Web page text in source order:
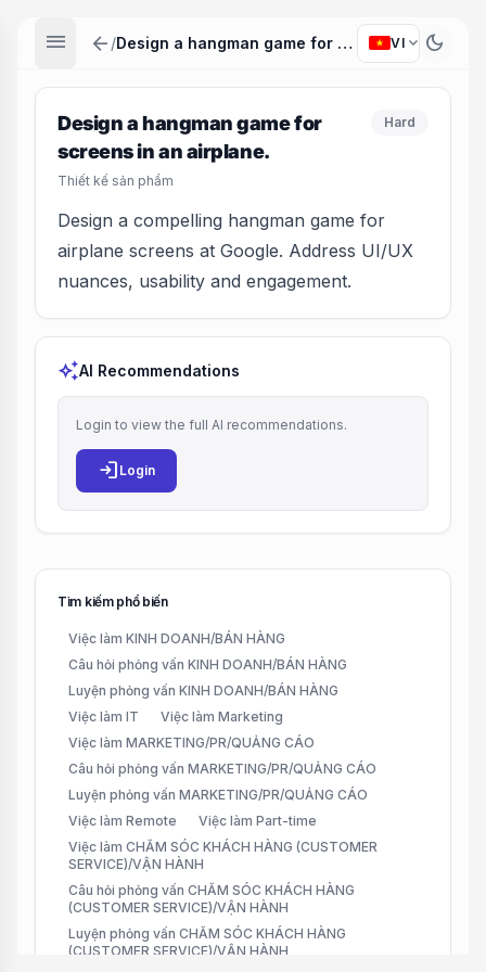
menu arrow_back / Design a hangman game for screens in an airplane. VI expand_more dark_mode
Design a hangman game for
screens in an airplane.
Thiết kế sản phẩm
Hard
Design a compelling hangman game for
airplane screens at Google. Address UI/UX
nuances, usability and engagement.
auto_awesomeAI Recommendations
Login to view the full AI recommendations.
login Login
Tìm kiếm phổ biến
Việc làm KINH DOANH/BÁN HÀNG
Câu hỏi phỏng vấn KINH DOANH/BÁN HÀNG
Luyện phỏng vấn KINH DOANH/BÁN HÀNG
Việc làm IT
Việc làm Marketing
Việc làm MARKETING/PR/QUẢNG CÁO
Câu hỏi phỏng vấn MARKETING/PR/QUẢNG CÁO
Luyện phỏng vấn MARKETING/PR/QUẢNG CÁO
Việc làm Remote
Việc làm Part-time
Việc làm CHĂM SÓC KHÁCH HÀNG (CUSTOMER
SERVICE)/VẬN HÀNH
Câu hỏi phỏng vấn CHĂM SÓC KHÁCH HÀNG
(CUSTOMER SERVICE)/VẬN HÀNH
Luyện phỏng vấn CHĂM SÓC KHÁCH HÀNG
(CUSTOMER SERVICE)/VẬN HÀNH